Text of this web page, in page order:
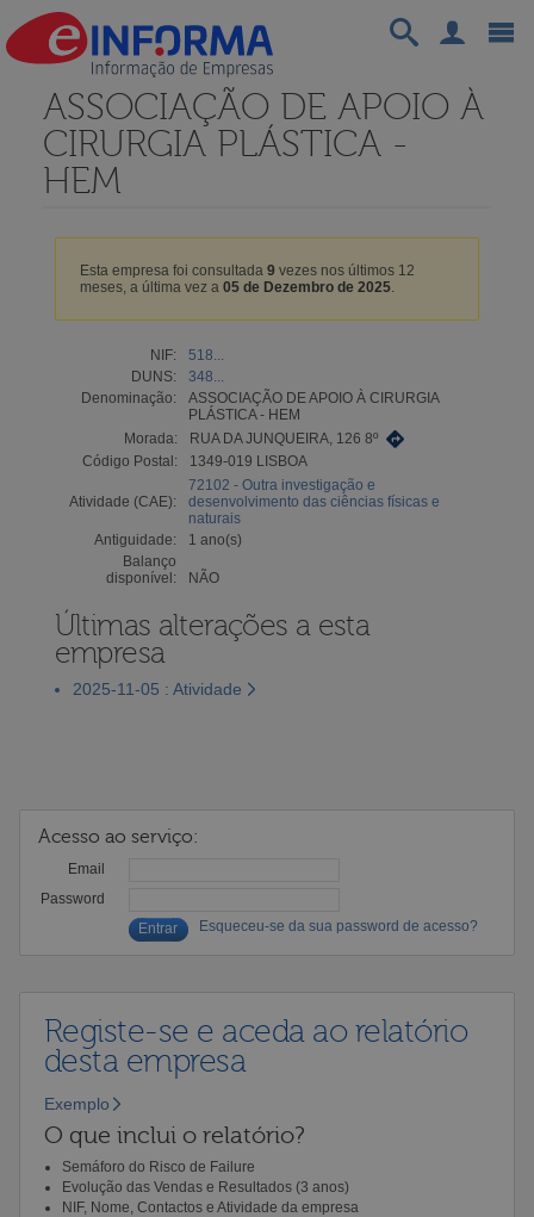
ASSOCIAÇÃO DE APOIO À
CIRURGIA PLÁSTICA -
HEM
Esta empresa foi consultada 9 vezes nos últimos 12
meses, a última vez a 05 de Dezembro de 2025.
NIF:
518...
DUNS:
348...
Denominação:
ASSOCIAÇÃO DE APOIO À CIRURGIA
PLÁSTICA - HEM
Morada:
RUA DA JUNQUEIRA, 126 8º
Código Postal:
1349-019 LISBOA
Atividade (CAE):
72102 - Outra investigação e
desenvolvimento das ciências físicas e
naturais
Antiguidade:
1 ano(s)
Balanço
disponível:
NÃO
Últimas alterações a esta
empresa
2025-11-05 : Atividade
Acesso ao serviço:
Email
Password
Esqueceu-se da sua password de acesso?
Registe-se e aceda ao relatório
desta empresa
Exemplo
O que inclui o relatório?
Semáforo do Risco de Failure
Evolução das Vendas e Resultados (3 anos)
NIF, Nome, Contactos e Atividade da empresa